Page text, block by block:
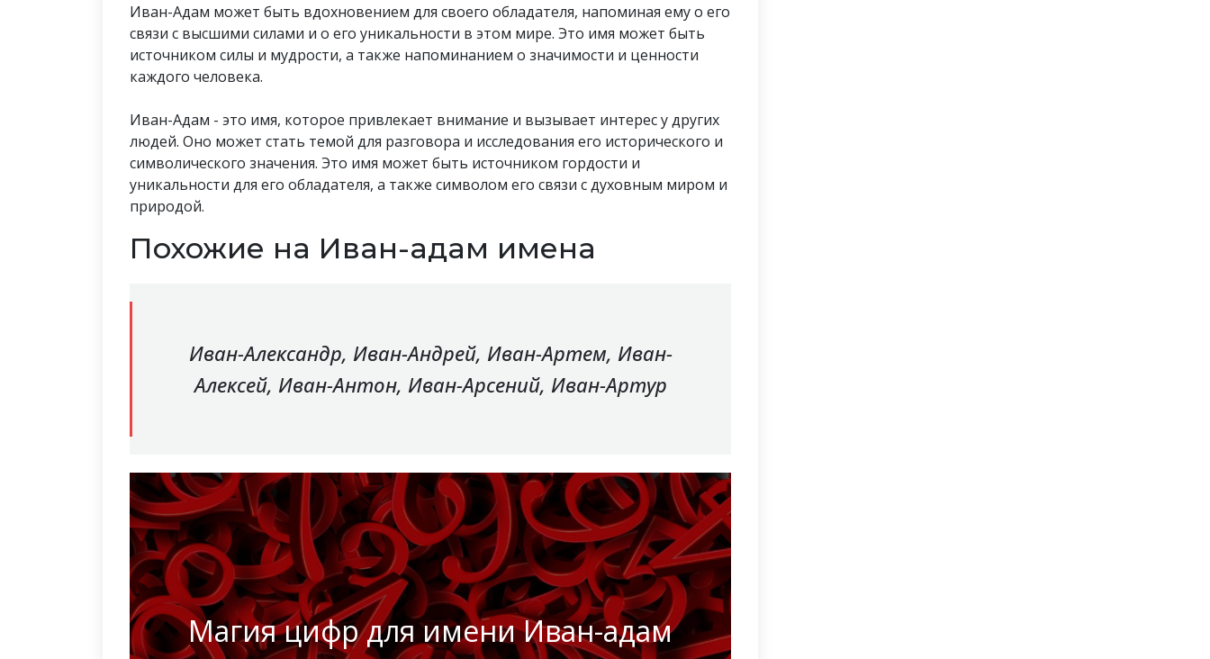
Иван-Адам может быть вдохновением для своего обладателя, напоминая ему о его
связи с высшими силами и о его уникальности в этом мире. Это имя может быть
источником силы и мудрости, а также напоминанием о значимости и ценности
каждого человека.
Иван-Адам - это имя, которое привлекает внимание и вызывает интерес у других
людей. Оно может стать темой для разговора и исследования его исторического и
символического значения. Это имя может быть источником гордости и
уникальности для его обладателя, а также символом его связи с духовным миром и
природой.
Похожие на Иван-адам имена
Иван-Александр, Иван-Андрей, Иван-Артем, Иван-
Алексей, Иван-Антон, Иван-Арсений, Иван-Артур
Магия цифр для имени Иван-адам